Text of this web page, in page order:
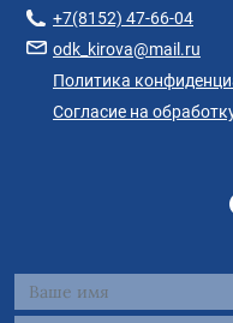
+7(8152) 47-66-04
odk_kirova@mail.ru
Политика
Согласие на